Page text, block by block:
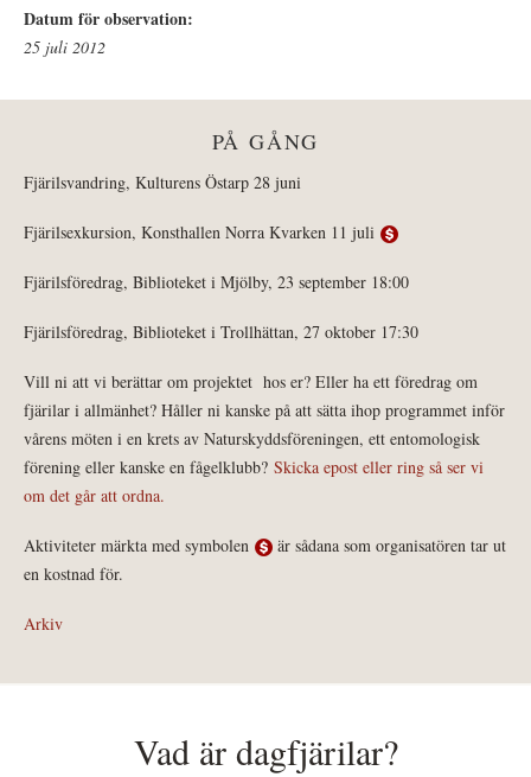
Datum för observation:
25 juli 2012
PÅ GÅNG
Fjärilsvandring, Kulturens Östarp 28 juni
Fjärilsexkursion, Konsthallen Norra Kvarken 11 juli
Fjärilsföredrag, Biblioteket i Mjölby, 23 september 18:00
Fjärilsföredrag, Biblioteket i Trollhättan, 27 oktober 17:30
Vill ni att vi berättar om projektet hos er? Eller ha ett föredrag om
fjärilar i allmänhet? Håller ni kanske på att sätta ihop programmet inför
vårens möten i en krets av Naturskyddsföreningen, ett entomologisk
förening eller kanske en fågelklubb? Skicka epost eller ring så ser vi
om det går att ordna.
Aktiviteter märkta med symbolen
är sådana som organisatören tar ut
en kostnad för.
Arkiv
Vad är dagfjärilar?